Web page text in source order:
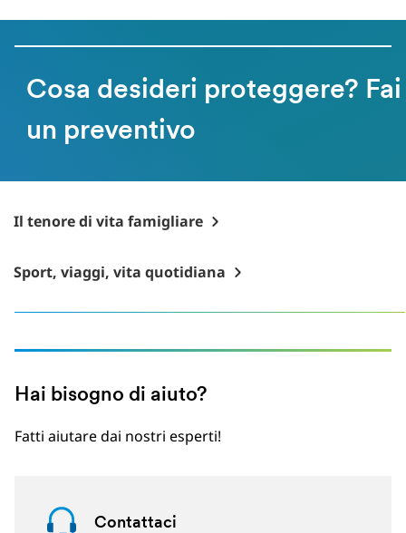
Cosa desideri proteggere? Fai
un preventivo
Il tenore di vita famigliare
Sport, viaggi, vita quotidiana
Hai bisogno di aiuto?
Fatti aiutare dai nostri esperti!
Contattaci